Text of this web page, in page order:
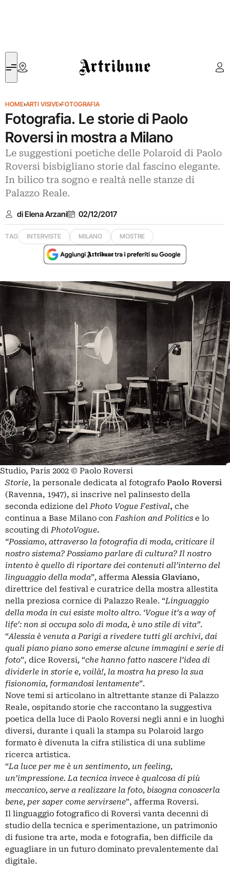
Artribune
HOME›ARTI VISIVE›FOTOGRAFIA
Fotografia. Le storie di Paolo
Roversi in mostra a Milano
Le suggestioni poetiche delle Polaroid di Paolo
Roversi bisbigliano storie dal fascino elegante.
In bilico tra sogno e realtà nelle stanze di
Palazzo Reale.
di Elena Arzani 02/12/2017
TAG INTERVISTE MILANO MOSTRE
Studio, Paris 2002 © Paolo Roversi
Storie, la personale dedicata al fotografo Paolo Roversi
(Ravenna, 1947), si inscrive nel palinsesto della
seconda edizione delPhoto Vogue Festival, che
continua a Base Milano conFashion and Politics e lo
scouting diPhotoVogue.
“Possiamo, attraverso la fotografia di moda, criticare il
nostro sistema? Possiamo parlare di cultura? Il nostro
intento è quello di riportare dei contenuti all’interno del
linguaggio della moda”, afferma Alessia Glaviano,
direttrice del festival e curatrice della mostra allestita
nella preziosa cornice di Palazzo Reale. “Linguaggio
della moda in cui esiste molto altro. ‘Vogue it’s a way of
life’: non si occupa solo di moda, è uno stile di vita”.
“Alessia è venuta a Parigi a rivedere tutti gli archivi, dai
quali piano piano sono emerse alcune immagini e serie di
foto”, dice Roversi, “che hanno fatto nascere l’idea di
dividerle in storie e, voilà!, la mostra ha preso la sua
fisionomia, formandosi lentamente”.
Nove temi si articolano in altrettante stanze di Palazzo
Reale, ospitando storie che raccontano la suggestiva
poetica della luce di Paolo Roversi negli anni e in luoghi
diversi, durante i quali la stampa su Polaroid largo
formato è divenuta la cifra stilistica di una sublime
ricerca artistica.
“La luce per me è un sentimento, un feeling,
un’impressione. La tecnica invece è qualcosa di più
meccanico, serve a realizzare la foto, bisogna conoscerla
bene, per saper come servirsene”, afferma Roversi.
Il linguaggio fotografico di Roversi vanta decenni di
studio della tecnica e sperimentazione, un patrimonio
di fusione tra arte, moda e fotografia, ben difficile da
eguagliare in un futuro dominato prevalentemente dal
digitale.